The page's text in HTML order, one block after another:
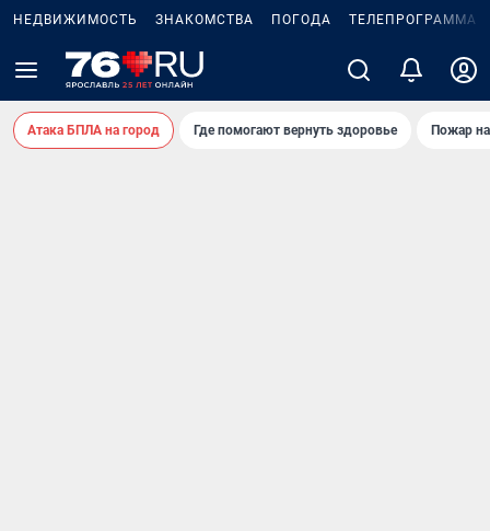
НЕДВИЖИМОСТЬ ЗНАКОМСТВА ПОГОДА ТЕЛЕПРОГРАММА
Атака БПЛА на город Где помогают вернуть здоровье Пожар